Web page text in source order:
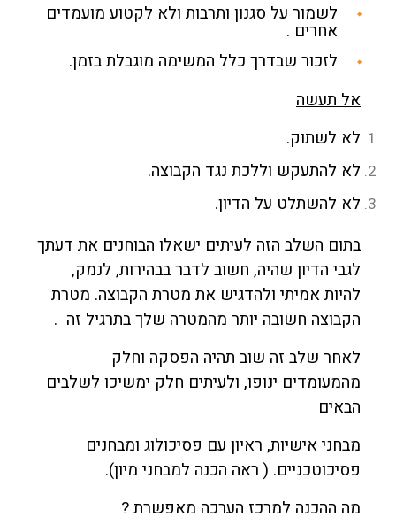
לשמור על סגנון ותרבות ולא לקטוע מועמדים
אחרים .
לזכור שבדרך כלל המשימה מוגבלת בזמן.
אל תעשה
לא לשתוק.
לא להתעקש וללכת נגד הקבוצה.
לא להשתלט על הדיון.
בתום השלב הזה לעיתים ישאלו הבוחנים את דעתך
לגבי הדיון שהיה, חשוב לדבר בבהירות, לנמק,
להיות אמיתי ולהדגיש את מטרת הקבוצה. מטרת
הקבוצה חשובה יותר מהמטרה שלך בתרגיל זה .
לאחר שלב זה שוב תהיה הפסקה וחלק
מהמעומדים ינופו, ולעיתים חלק ימשיכו לשלבים
הבאים
מבחני אישיות, ראיון עם פסיכולוג ומבחנים
פסיכוטכניים. ( ראה הכנה למבחני מיון).
מה ההכנה למרכז הערכה מאפשרת ?